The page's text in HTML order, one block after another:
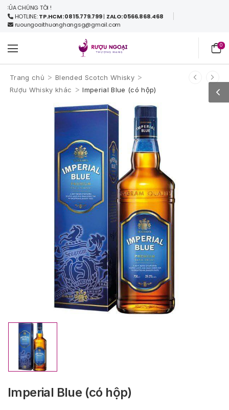
CHÚNG TÔI !
HOTLINE:TP.HCM: 0815.779.799| ZALO: 0566.868.468
ruoungoaithuonghangsg@gmail.com
0
Trang chủ > Blended Scotch Whisky >
Rượu Whisky khác > Imperial Blue (có hộp)
Imperial Blue (có hộp)